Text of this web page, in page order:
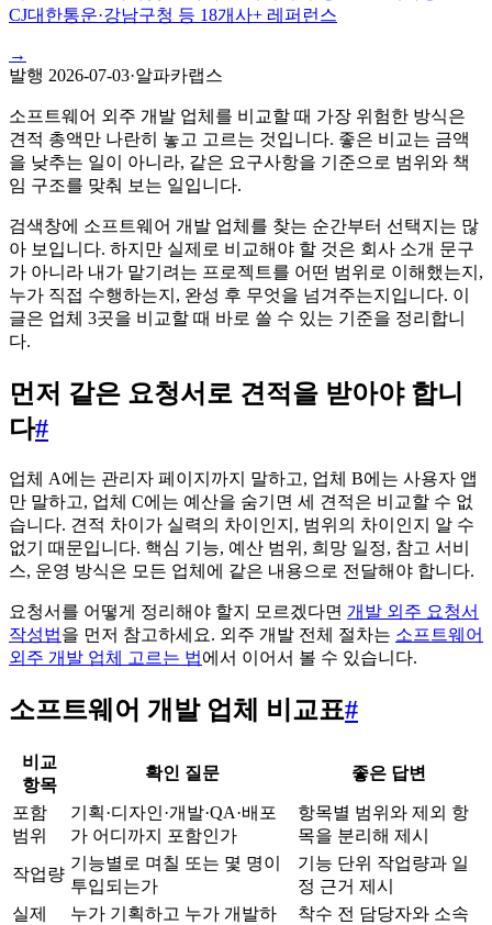
CJ대한통운·강남구청 등 18개사+ 레퍼런스
→
발행 2026-07-03·알파카랩스
소프트웨어 외주 개발 업체를 비교할 때 가장 위험한 방식은
견적 총액만 나란히 놓고 고르는 것입니다. 좋은 비교는 금액
을 낮추는 일이 아니라, 같은 요구사항을 기준으로 범위와 책
임 구조를 맞춰 보는 일입니다.
검색창에 소프트웨어 개발 업체를 찾는 순간부터 선택지는 많
아 보입니다. 하지만 실제로 비교해야 할 것은 회사 소개 문구
가 아니라 내가 맡기려는 프로젝트를 어떤 범위로 이해했는지,
누가 직접 수행하는지, 완성 후 무엇을 넘겨주는지입니다. 이
글은 업체 3곳을 비교할 때 바로 쓸 수 있는 기준을 정리합니
다.
먼저 같은 요청서로 견적을 받아야 합니
다#
업체 A에는 관리자 페이지까지 말하고, 업체 B에는 사용자 앱
만 말하고, 업체 C에는 예산을 숨기면 세 견적은 비교할 수 없
습니다. 견적 차이가 실력의 차이인지, 범위의 차이인지 알 수
없기 때문입니다. 핵심 기능, 예산 범위, 희망 일정, 참고 서비
스, 운영 방식은 모든 업체에 같은 내용으로 전달해야 합니다.
요청서를 어떻게 정리해야 할지 모르겠다면 개발 외주 요청서
작성법을 먼저 참고하세요. 외주 개발 전체 절차는 소프트웨어
외주 개발 업체 고르는 법에서 이어서 볼 수 있습니다.
소프트웨어 개발 업체 비교표#
비교
항목
확인 질문 좋은 답변
포함
범위
기획·디자인·개발·QA·배포
가 어디까지 포함인가
항목별 범위와 제외 항
목을 분리해 제시
작업량
기능별로 며칠 또는 몇 명이
투입되는가
기능 단위 작업량과 일
정 근거 제시
실제
누가 기획하고 누가 개발하
착수 전 담당자와 소속